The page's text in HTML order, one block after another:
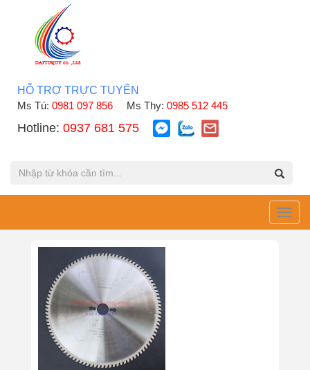
HỖ TRỢ TRỰC TUYẾN
Ms Tú: 0981 097 856 Ms Thy: 0985 512 445
Hotline: 0937 681 575